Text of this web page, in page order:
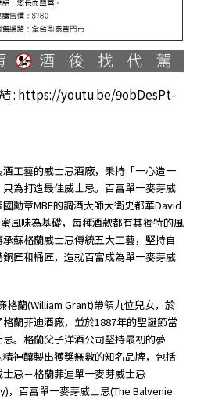
: https://youtu.be/9obDesPt-
工藝的威士忌酒廠，秉持「一心造一
為打造最佳威士忌。百富單一麥芽威
勳章MBE的調酒大師大衛史都華David
風味為基礎，每種酒款都有其獨特的風
蘇格蘭威士忌傳統五大工藝，堅持自
匠和桶匠，造就百富成為單一麥芽威
格蘭(William Grant)帶領九位兒女，於
蘭菲迪酒廠，並於1887年的聖誕節當
。格蘭父子洋酒公司堅持最初的夢
神釀製出獲獎無數的知名品牌，包括
忌－格蘭菲迪單一麥芽威士忌
，百富單一麥芽威士忌(The Balvenie